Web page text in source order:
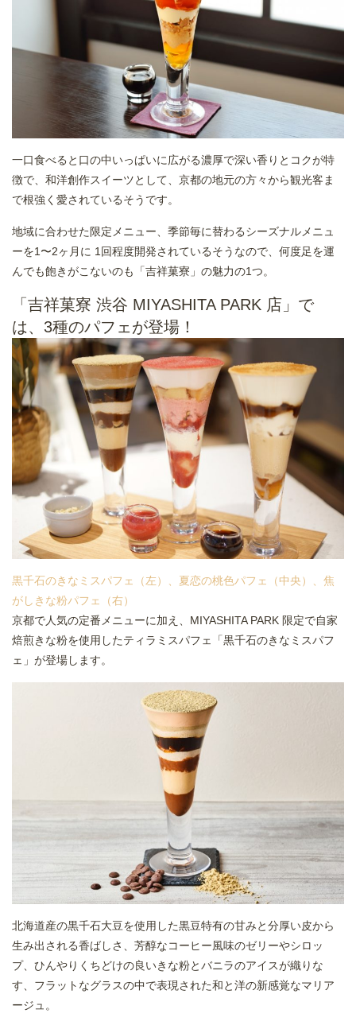
一口食べると口の中いっぱいに広がる濃厚で深い香りとコクが特
徴で、和洋創作スイーツとして、京都の地元の方々から観光客ま
で根強く愛されているそうです。
地域に合わせた限定メニュー、季節毎に替わるシーズナルメニュ
ーを1〜2ヶ月に 1回程度開発されているそうなので、何度足を運
んでも飽きがこないのも「吉祥菓寮」の魅力の1つ。
「吉祥菓寮 渋谷 MIYASHITA PARK 店」で
は、3種のパフェが登場！
黒千石のきなミスパフェ（左）、夏恋の桃色パフェ（中央）、焦
がしきな粉パフェ（右）
京都で人気の定番メニューに加え、MIYASHITA PARK 限定で自家
焙煎きな粉を使用したティラミスパフェ「黒千石のきなミスパフ
ェ」が登場します。
北海道産の黒千石大豆を使用した黒豆特有の甘みと分厚い皮から
生み出される香ばしさ、芳醇なコーヒー風味のゼリーやシロッ
プ、ひんやりくちどけの良いきな粉とバニラのアイスが織りな
す、フラットなグラスの中で表現された和と洋の新感覚なマリア
ージュ。